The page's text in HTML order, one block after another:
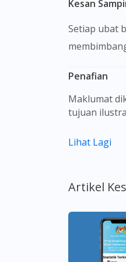
Kesan
Setiap ubat
Penafian
Maklumat dikemas kini pada: Wed Jul 08 2026 07:12:03 GMT+0000 (Coordinated Universal Time) Gambar barangan yang ditunjukkan hanya untuk
tujuan
Kandungan
untuk
sebelum
Pemberian
Lihat Lagi
Artikel